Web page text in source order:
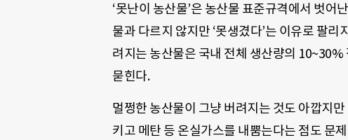
‘못난이 농산물’은 농산물 표준규격에서 벗어
물과 다르지 않지만 ‘못생겼다’는 이유로 팔
려지는 농산물은 국내 전체 생산량의
묻힌다.
멀쩡한 농산물이 그냥 버려지는 것도 아깝지
키고 메탄 등 온실가스를 내뿜는다는 점도 문